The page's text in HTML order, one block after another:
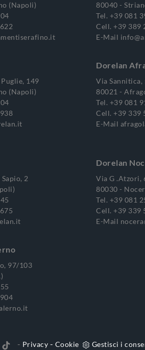
(Napoli)
80040 -
Tel. +39 081
Cell. +39 389
E-Mail
149
(Napoli)
Dorelan
Via Sannitica,
80021 -
Tel. +39 081
Cell. +39 339
E-Mail
2
Dorelan
Via G .Atzori,
80030 -
Tel. +39 081
Cell. +39 339
E-Mail
97/103
- Privacy - Cookie Gestisci i